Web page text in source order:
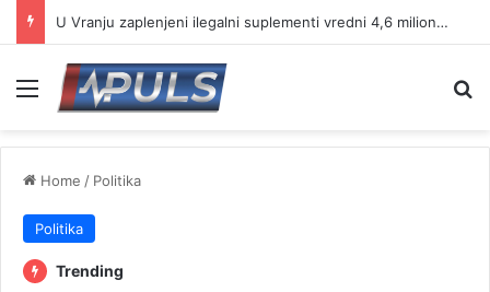
U Vranju zaplenjeni ilegalni suplementi vredni 4,6 miliona dinara, uhapšen muškarac iz Prištine
Menu
Home / Politika
Politika
Trending